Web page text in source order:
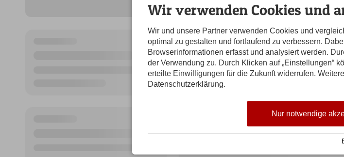
Wir verwenden Cookies und
Wir und unsere Partner verwenden Cookies und
optimal zu gestalten und fortlaufend zu verbessern.
Browserinformationen erfasst und analysiert werden.
der Verwendung zu. Durch Klicken auf „Einstellungen“
erteilte Einwilligungen für die Zukunft widerrufen.
Datenschutzerklärung.
Nur notwendige